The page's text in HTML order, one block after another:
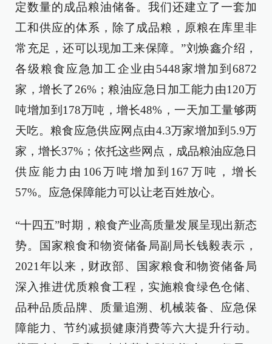
定数量的成品粮油储备。我们还建立了一套加
工和供应的体系，除了成品粮，原粮在库里非
常充足，还可以现加工来保障。”刘焕鑫介绍，
各级粮食应急加工企业由5448家增加到6872
家，增长了26%；粮油应急日加工能力由120万
吨增加到178万吨，增长48%，一天加工量够两
天吃。粮食应急供应网点由4.3万家增加到5.9万
家，增长37%；依托这些网点，成品粮油应急日
供应能力由106万吨增加到167万吨，增长
57%。应急保障能力可以让老百姓放心。
“十四五”时期，粮食产业高质量发展呈现出新态
势。国家粮食和物资储备局副局长钱毅表示，
2021年以来，财政部、国家粮食和物资储备局
深入推进优质粮食工程，实施粮食绿色仓储、
品种品质品牌、质量追溯、机械装备、应急保
障能力、节约减损健康消费等六大提升行动。